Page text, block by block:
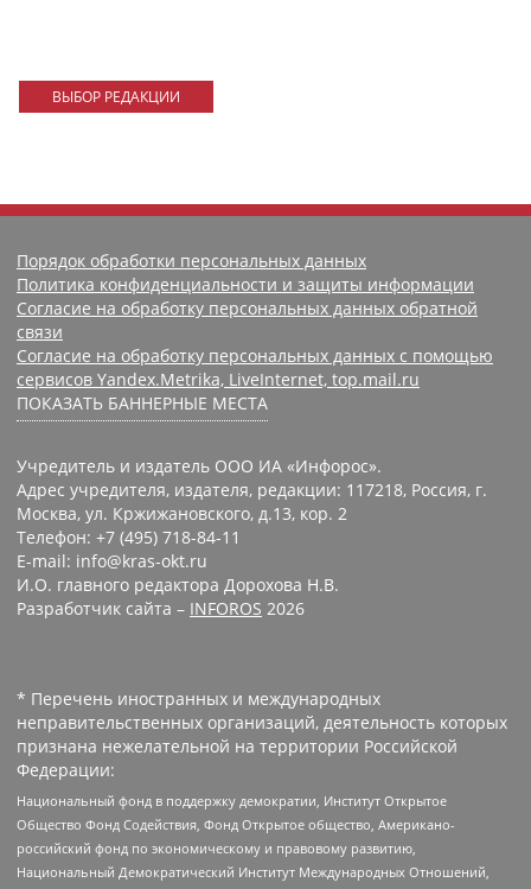
ВЫБОР РЕДАКЦИИ
Порядок обработки персональных данных
Политика конфиденциальности и защиты информации
Согласие на обработку персональных данных обратной
связи
Согласие на обработку персональных данных с помощью
сервисов Yandex.Metrika, LiveInternet, top.mail.ru
ПОКАЗАТЬ БАННЕРНЫЕ МЕСТА
Учредитель и издатель ООО ИА «Инфорос».
Адрес учредителя, издателя, редакции: 117218, Россия, г.
Москва, ул. Кржижановского, д.13, кор. 2
Телефон: +7 (495) 718-84-11
E-mail: info@kras-okt.ru
И.О. главного редактора Дорохова Н.В.
Разработчик сайта – INFOROS 2026
* Перечень иностранных и международных
неправительственных организаций, деятельность которых
признана нежелательной на территории Российской
Федерации:
Национальный фонд в поддержку демократии, Институт Открытое
Общество Фонд Содействия, Фонд Открытое общество, Американо-
российский фонд по экономическому и правовому развитию,
Национальный Демократический Институт Международных Отношений,